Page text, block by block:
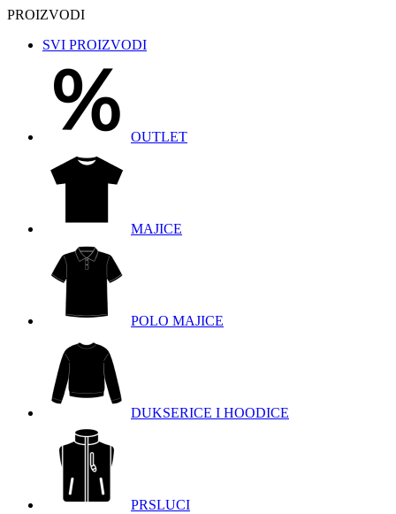
PROIZVODI
SVI PROIZVODI
OUTLET
MAJICE
POLO MAJICE
DUKSERICE I HOODICE
PRSLUCI